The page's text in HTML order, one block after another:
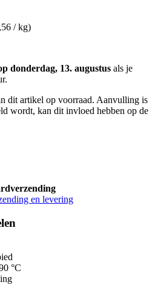
/ kg)
donderdag, 13. augustus als je
.
dit artikel op voorraad. Aanvulling is
wordt, kan dit invloed hebben op de
en levering
°C